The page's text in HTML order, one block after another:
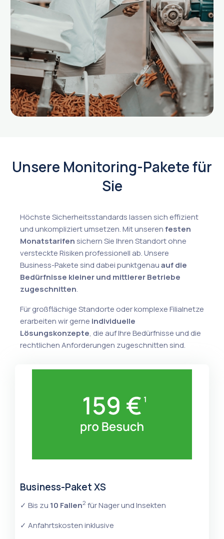
Unsere Monitoring-Pakete für
Sie
Höchste Sicherheitsstandards lassen sich effizient
und unkompliziert umsetzen. Mit unserenfesten
Monatstarifen sichern Sie Ihren Standort ohne
versteckte Risiken professionell ab. Unsere
Business-Pakete sind dabei punktgenauauf die
Bedürfnisse kleiner und mittlerer Betriebe
zugeschnitten.
Für großflächige Standorte oder komplexe Filialnetze
erarbeiten wir gerne individuelle
Lösungskonzepte, die auf Ihre Bedürfnisse und die
rechtlichen Anforderungen zugeschnitten sind.
Business-Paket XS
✓ Bis zu 10 Fallen2 für Nager und Insekten
✓ Anfahrtskosten inklusive